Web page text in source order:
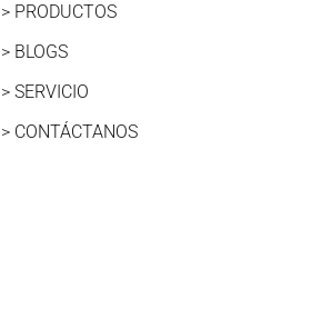
> PRODUCTOS
> BLOGS
> SERVICIO
> CONTÁCTANOS